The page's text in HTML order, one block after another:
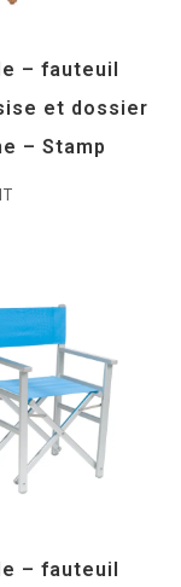
– fauteuil
et dossier
– Stamp
– fauteuil